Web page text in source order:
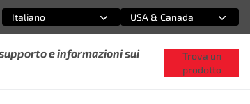
Seleziona un'opzione
Italiano
Seleziona un'opzione
USA & Canada
e informazioni sui
Trova un
prodotto